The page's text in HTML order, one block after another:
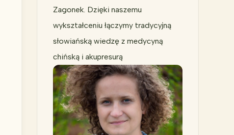
Zagonek. Dzięki naszemu
wykształceniu łączymy tradycyjną
słowiańską wiedzę z medycyną
chińską i akupresurą